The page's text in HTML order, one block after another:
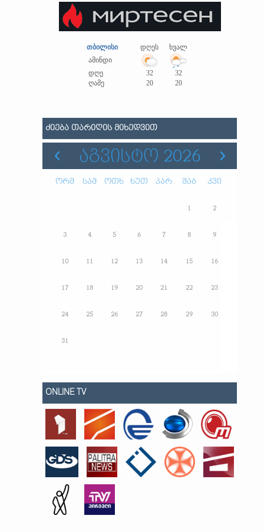
თბილისი დღეს
ხვალ
ამინდი
დღე
32
32
ღამე
20 20
ᲫᲘᲔᲑᲐ ᲗᲐᲠᲘᲦᲘᲡ ᲛᲘᲮᲔᲓᲕᲘᲗ
ᲐᲒᲕᲘᲡᲢᲝ 2026
ორშ სამ ოთხ ხუთ პარ შაბ კვი
1 2
3 4 5 6 7 8 9
10 11 12 13 14 15 16
17 18 19 20 21 22 23
24 25 26 27 28 29 30
31
ONLINE TV